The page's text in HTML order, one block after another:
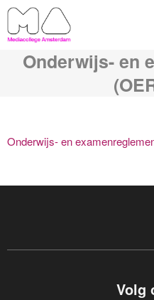
Onderwijs- en
Onderwijs- en
Volg